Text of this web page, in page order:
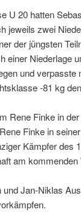
U 20 hatten
jeweils zwei
der jüngsten
einer Niederlage
und
-81 kg
Rene Finke in
Finke in
Kämpfer des
am
Jan-Niklas